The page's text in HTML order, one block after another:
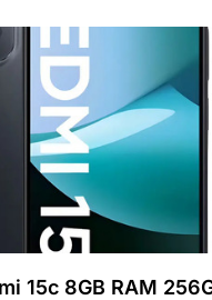
15c 8GB RAM